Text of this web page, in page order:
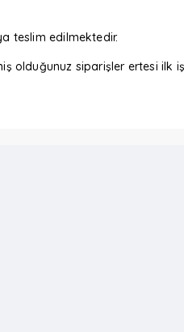
teslim edilmektedir.
olduğunuz siparişler ertesi ilk